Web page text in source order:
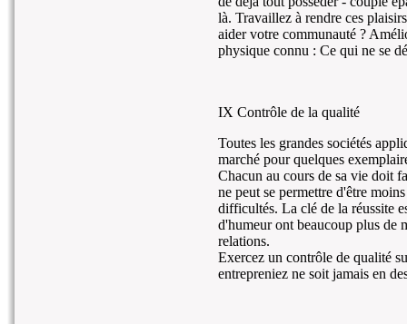
là. Travaillez à rendre ces
aider votre communauté ?
physique connu : Ce qui ne se
IX Contrôle de la qualité
Toutes les grandes sociétés
marché pour quelques
Chacun au cours de sa vie doit
ne peut se permettre d'être
difficultés. La clé de la réussite
d'humeur ont beaucoup plus de
relations.
Exercez un contrôle de qualité
entrepreniez ne soit jamais en